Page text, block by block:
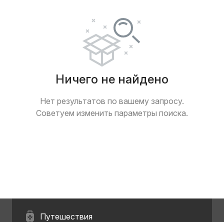
Ничего не найдено
Нет результатов по вашему запросу.
Советуем изменить параметры поиска.
Путешествия